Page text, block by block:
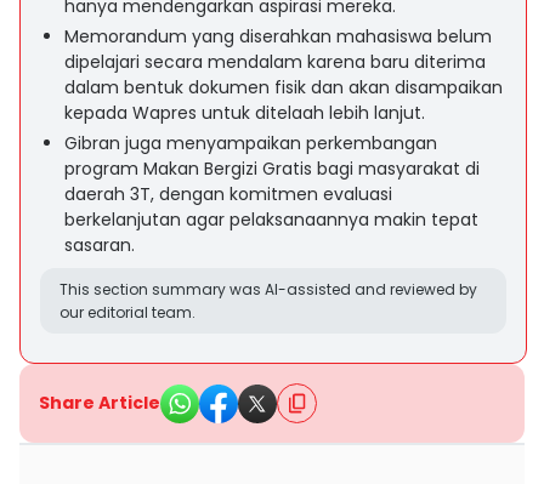
hanya mendengarkan aspirasi mereka.
Memorandum yang diserahkan mahasiswa belum
dipelajari secara mendalam karena baru diterima
dalam bentuk dokumen fisik dan akan disampaikan
kepada Wapres untuk ditelaah lebih lanjut.
Gibran juga menyampaikan perkembangan
program Makan Bergizi Gratis bagi masyarakat di
daerah 3T, dengan komitmen evaluasi
berkelanjutan agar pelaksanaannya makin tepat
sasaran.
This section summary was AI-assisted and reviewed by
our editorial team.
Share Article